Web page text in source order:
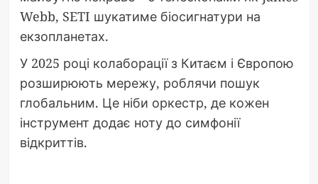
Webb, SETI шукатиме біосигнатури на
екзопланетах.
У 2025 році колаборації з Китаєм і Європою
розширюють мережу, роблячи пошук
глобальним. Це ніби оркестр, де кожен
інструмент додає ноту до симфонії
відкриттів.